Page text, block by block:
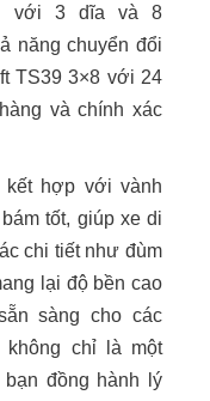
với 3 dĩa và 8
năng chuyển đổi
TS39 3×8 với 24
và chính xác
hợp với vành
tốt, giúp xe di
chi tiết như đùm
lại độ bền cao
sàng cho các
không chỉ là một
đồng hành lý